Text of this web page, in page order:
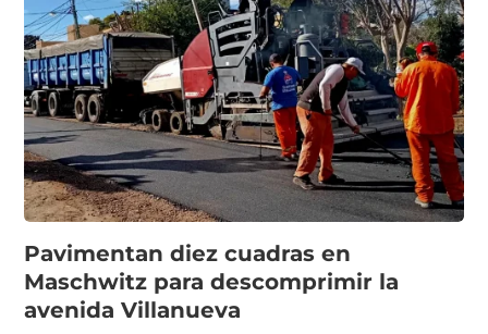
Pavimentan diez cuadras en
Maschwitz para descomprimir la
avenida Villanueva